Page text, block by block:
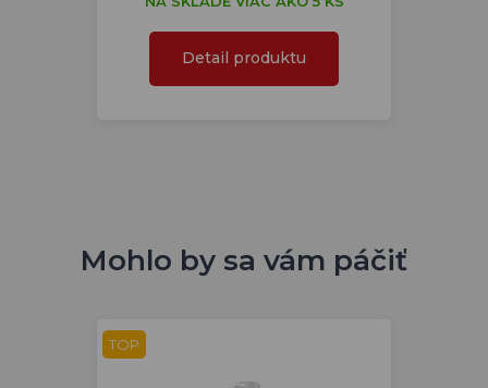
Detail produktu
Mohlo by sa vám páčiť
TOP